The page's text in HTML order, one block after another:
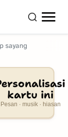
sayang
kartu ini
Pesan · musik · hiasan